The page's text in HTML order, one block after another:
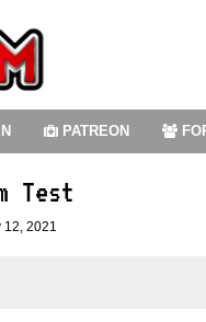
PATREON
Test
12, 2021